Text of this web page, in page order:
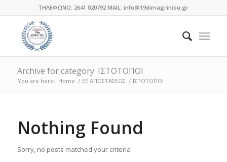
ΤΗΛΕΦΩΝΟ: 2641 020792 MAIL: info@19dimagriniou.gr
Archive for category: ΙΣΤΟΤΟΠΟΙ
You are here: Home / ΕΞ ΑΠΟΣΤΑΣΕΩΣ / ΙΣΤΟΤΟΠΟΙ
Nothing Found
Sorry, no posts matched your criteria